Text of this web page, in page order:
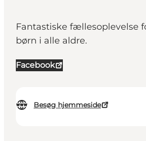
Fantastiske fællesoplevelse
børn i alle aldre.
Facebook
Besøg hjemmeside